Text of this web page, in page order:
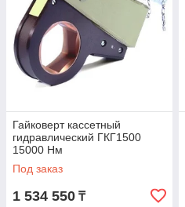
Гайковерт кассетный
гидравлический ГКГ1500
15000 Нм
Под заказ
1 534 550 ₸